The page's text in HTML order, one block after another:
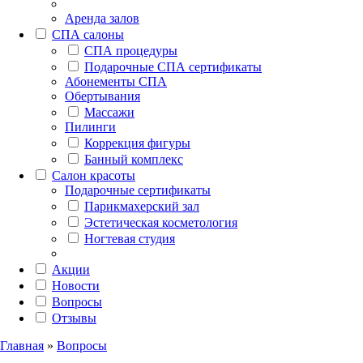
Аренда залов
СПА салоны
СПА процедуры
Подарочные СПА сертификаты
Абонементы СПА
Обертывания
Массажи
Пилинги
Коррекция фигуры
Банный комплекс
Салон красоты
Подарочные сертификаты
Парикмахерский зал
Эстетическая косметология
Ногтевая студия
Акции
Новости
Вопросы
Отзывы
Главная » Вопросы